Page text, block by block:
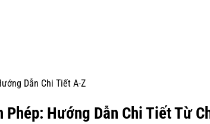
Dẫn Chi Tiết A-Z
Phép: Hướng Dẫn Chi Tiết Từ